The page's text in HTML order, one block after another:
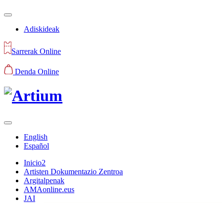
Adiskideak
Sarrerak Online
Denda Online
English
Español
Inicio2
Artisten Dokumentazio Zentroa
Argitalpenak
AMAonline.eus
JAI